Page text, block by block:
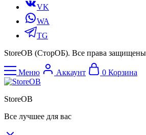
VK
WA
TG
StoreOB (CторОБ). Все права
Меню Аккаунт 0 Корзина
StoreOB
Все лучшее для вас